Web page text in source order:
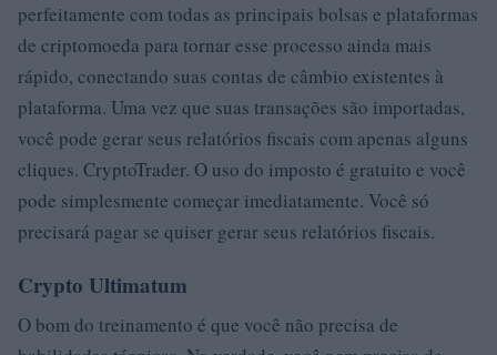
perfeitamente com todas as principais bolsas e plataformas
de criptomoeda para tornar esse processo ainda mais
rápido, conectando suas contas de câmbio existentes à
plataforma. Uma vez que suas transações são importadas,
você pode gerar seus relatórios fiscais com apenas alguns
cliques. CryptoTrader. O uso do imposto é gratuito e você
pode simplesmente começar imediatamente. Você só
precisará pagar se quiser gerar seus relatórios fiscais.
Crypto Ultimatum
O bom do treinamento é que você não precisa de